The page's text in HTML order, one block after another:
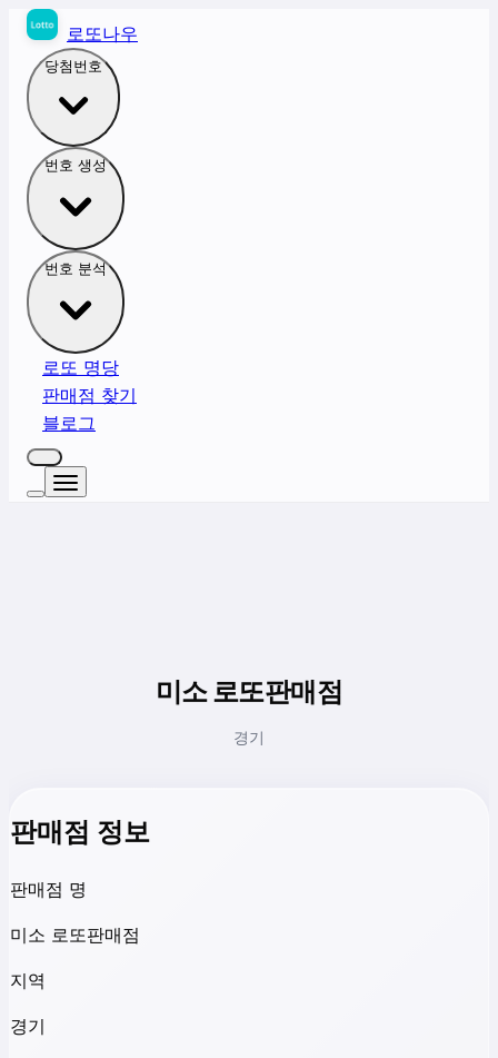
로또나우
당첨번호
번호 생성
번호 분석
로또 명당
판매점 찾기
블로그
미소 로또판매점
경기
판매점 정보
판매점 명
미소 로또판매점
지역
경기